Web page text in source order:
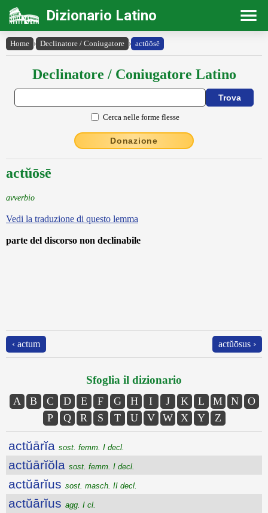
Dizionario Latino
Home › Declinatore / Coniugatore › actŭōsē
Declinatore / Coniugatore Latino
Cerca nelle forme flesse
Donazione
actŭōsē
avverbio
Vedi la traduzione di questo lemma
parte del discorso non declinabile
‹ actum actŭōsus ›
Sfoglia il dizionario
A B C D E F G H I J K L M N
O
P
Q R S T U V W X Y Z
actŭārĭa sost. femm. I decl.
actŭārĭŏla sost. femm. I decl.
actŭārĭus sost. masch. II decl.
actŭārĭus agg. I cl.